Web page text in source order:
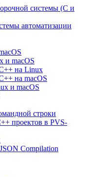
системы (C и
автоматизации
и macOS
на Linux
на macOS
и macOS
строки
проектов в PVS-
Compilation